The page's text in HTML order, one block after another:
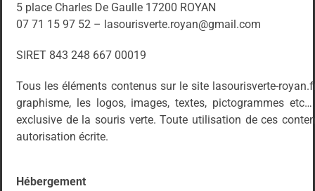
5 place Charles De Gaulle 17200 ROYAN
07 71 15 97 52 – lasourisverte.royan@gmail.com
SIRET 843 248 667 00019
Tous les éléments contenus sur le site lasourisverte-
graphisme, les logos, images, textes, pictogrammes
exclusive de la souris verte. Toute utilisation de ces
autorisation écrite.
Hébergement